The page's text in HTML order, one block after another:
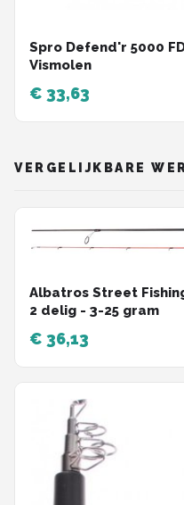
Spro Defend'r 5000
Vismolen
€ 33,63
VERGELIJKBARE
Albatros Street
2 delig - 3-25 gram
€ 36,13